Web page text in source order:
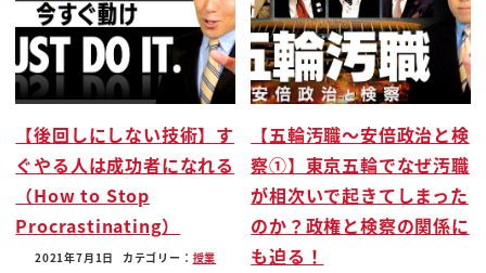
それで女性待遇問題に関しては改善した
しかし女性大群問題というのはね
給与というものを上げる揃えるって言うことをつぶ
さにもう1回ちゃんとチェックする
位置からチェックするっていうことだけじゃないよ
ねこれ
来年もじゃあそれやろうと来年もちゃんと見てくだ
さい
言われて当たってる
【後回しにしない技術】す
ぐやる人は成功者になれる
（How to Stop
Procrastinating）
2021年7月1日 カテゴリー： 授業
【五輪汚職〜安倍政治と検
察①】東京五輪でなぜ汚職
が相次いで起きてしまった
のか？政権と検察の関係に
も迫る！